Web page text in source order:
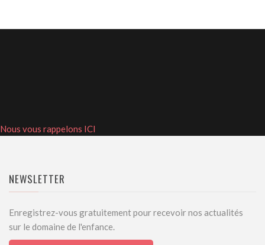
Nous vous rappelons ICI
NEWSLETTER
Enregistrez-vous gratuitement pour recevoir nos actualités
sur le domaine de l'enfance.